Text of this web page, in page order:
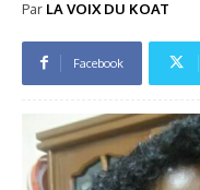
Par LA VOIX DU KOAT
Facebook